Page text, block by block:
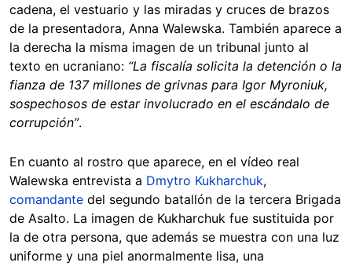
cadena, el vestuario y las miradas y cruces de brazos
de la presentadora, Anna Walewska. También aparece a
la derecha la misma imagen de un tribunal junto al
texto en ucraniano: “La fiscalía solicita la detención o la
fianza de 137 millones de grivnas para Igor Myroniuk,
sospechosos de estar involucrado en el escándalo de
corrupción”.
En cuanto al rostro que aparece, en el vídeo real
Walewska entrevista a Dmytro Kukharchuk,
comandante del segundo batallón de la tercera Brigada
de Asalto. La imagen de Kukharchuk fue sustituida por
la de otra persona, que además se muestra con una luz
uniforme y una piel anormalmente lisa, una